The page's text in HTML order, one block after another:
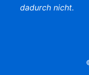
dadurch nicht.